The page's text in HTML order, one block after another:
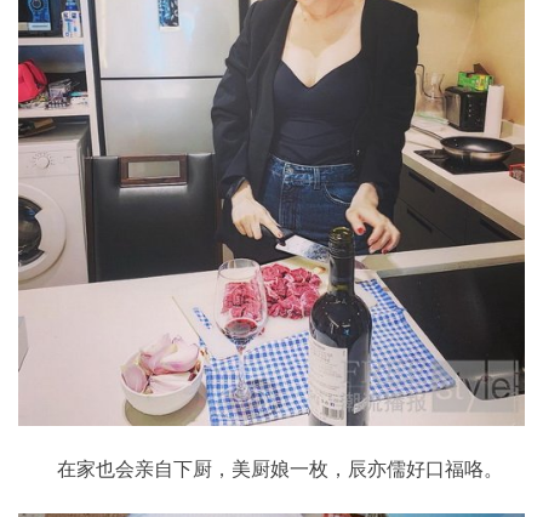
在家也会亲自下厨，美厨娘一枚，辰亦儒好口福咯。